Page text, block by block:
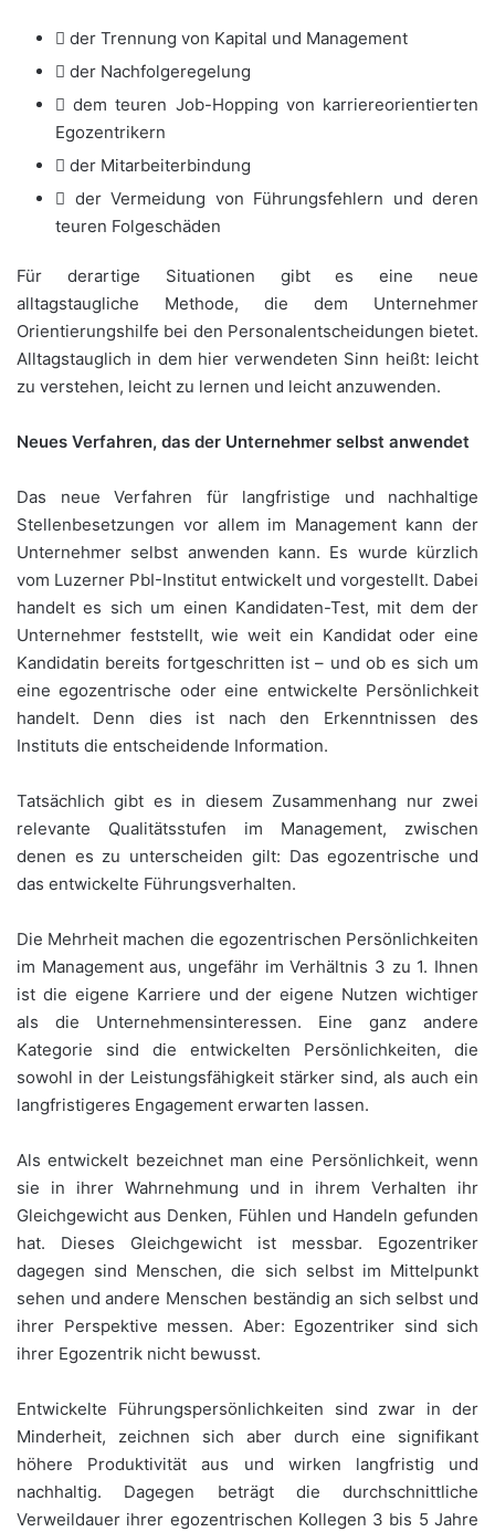
 der Trennung von Kapital und Management
 der Nachfolgeregelung
 dem teuren Job-Hopping von karriereorientierten
Egozentrikern
 der Mitarbeiterbindung
 der Vermeidung von Führungsfehlern und deren
teuren Folgeschäden
Für derartige Situationen gibt es eine neue
alltagstaugliche Methode, die dem Unternehmer
Orientierungshilfe bei den Personalentscheidungen bietet.
Alltagstauglich in dem hier verwendeten Sinn heißt: leicht
zu verstehen, leicht zu lernen und leicht anzuwenden.
Neues Verfahren, das der Unternehmer selbst anwendet
Das neue Verfahren für langfristige und nachhaltige
Stellenbesetzungen vor allem im Management kann der
Unternehmer selbst anwenden kann. Es wurde kürzlich
vom Luzerner PbI-Institut entwickelt und vorgestellt. Dabei
handelt es sich um einen Kandidaten-Test, mit dem der
Unternehmer feststellt, wie weit ein Kandidat oder eine
Kandidatin bereits fortgeschritten ist – und ob es sich um
eine egozentrische oder eine entwickelte Persönlichkeit
handelt. Denn dies ist nach den Erkenntnissen des
Instituts die entscheidende Information.
Tatsächlich gibt es in diesem Zusammenhang nur zwei
relevante Qualitätsstufen im Management, zwischen
denen es zu unterscheiden gilt: Das egozentrische und
das entwickelte Führungsverhalten.
Die Mehrheit machen die egozentrischen Persönlichkeiten
im Management aus, ungefähr im Verhältnis 3 zu 1. Ihnen
ist die eigene Karriere und der eigene Nutzen wichtiger
als die Unternehmensinteressen. Eine ganz andere
Kategorie sind die entwickelten Persönlichkeiten, die
sowohl in der Leistungsfähigkeit stärker sind, als auch ein
langfristigeres Engagement erwarten lassen.
Als entwickelt bezeichnet man eine Persönlichkeit, wenn
sie in ihrer Wahrnehmung und in ihrem Verhalten ihr
Gleichgewicht aus Denken, Fühlen und Handeln gefunden
hat. Dieses Gleichgewicht ist messbar. Egozentriker
dagegen sind Menschen, die sich selbst im Mittelpunkt
sehen und andere Menschen beständig an sich selbst und
ihrer Perspektive messen. Aber: Egozentriker sind sich
ihrer Egozentrik nicht bewusst.
Entwickelte Führungspersönlichkeiten sind zwar in der
Minderheit, zeichnen sich aber durch eine signifikant
höhere Produktivität aus und wirken langfristig und
nachhaltig. Dagegen beträgt die durchschnittliche
Verweildauer ihrer egozentrischen Kollegen 3 bis 5 Jahre